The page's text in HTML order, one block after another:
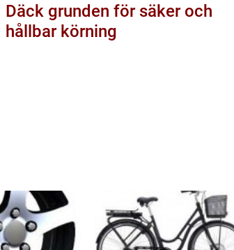
Däck grunden för säker och
hållbar körning